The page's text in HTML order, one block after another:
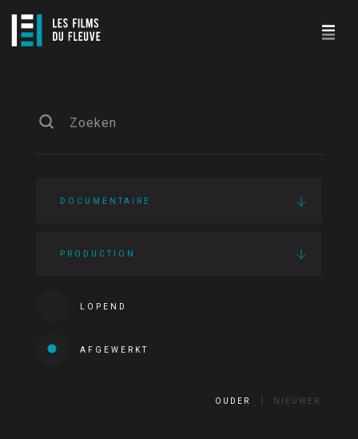
DOCUMENTAIRE
PRODUCTION
LOPEND
AFGEWERKT
OUDER NIEUWER